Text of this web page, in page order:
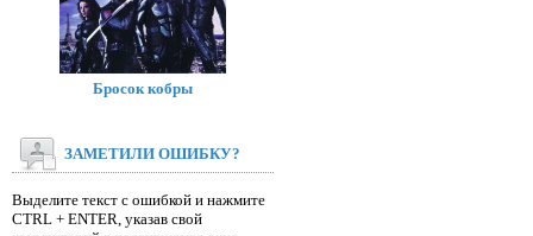
Бросок кобры
ЗАМЕТИЛИ ОШИБКУ?
Выделите текст с ошибкой и нажмите
CTRL + ENTER, указав свой